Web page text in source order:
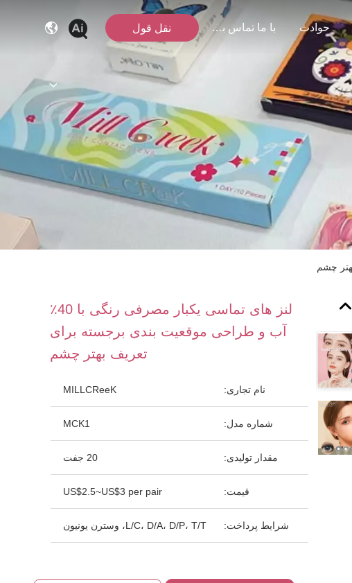
حوادث با ما تماس بگیرید نقل قول
لنز های تماسی یکبار مصرفی رنگی با 40٪
آب و طراحی موقعیت بندی برجسته برای
تعریف بهتر چشم
نام تجاری: MILLCReeK
شماره مدل: MCK1
مقدار تولیدی: 20 جفت
قیمت: US$2.5~US$3 per pair
شرایط پرداخت: L/C، D/A، D/P، T/T، وسترن یونیون